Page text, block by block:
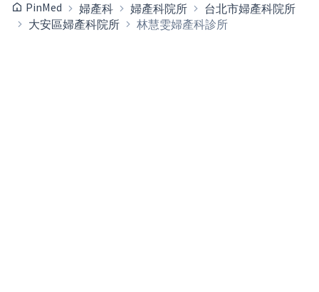
PinMed 婦產科 婦產科院所
台北市婦產科院所
大安區婦產科院所
林慧雯婦產科診所